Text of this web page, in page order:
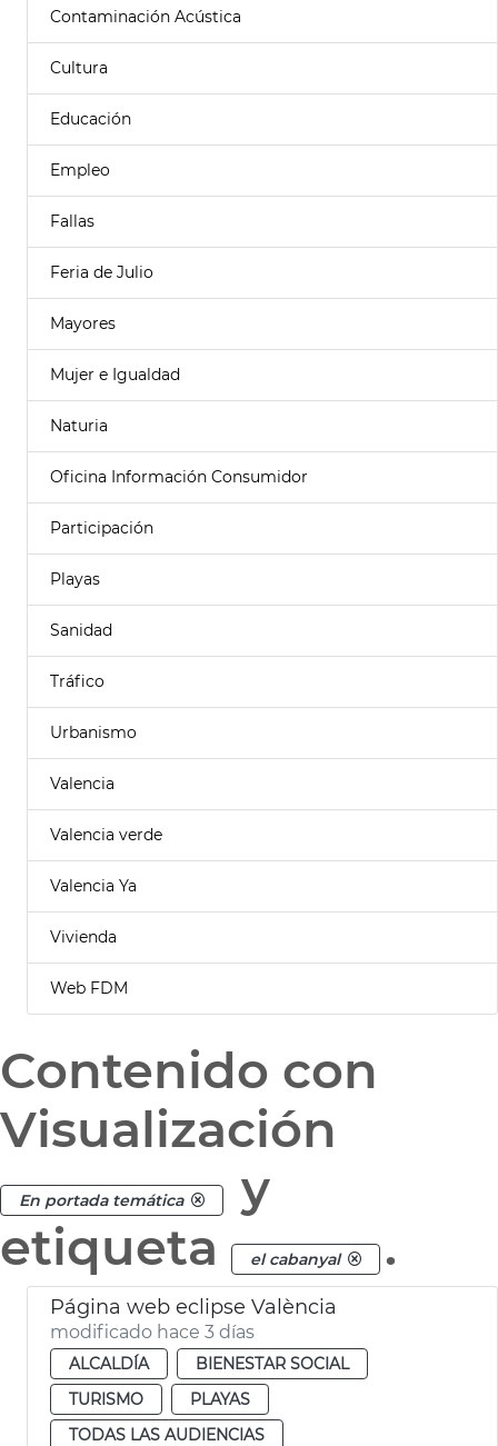
Contaminación Acústica
Cultura
Educación
Empleo
Fallas
Feria de Julio
Mayores
Mujer e Igualdad
Naturia
Oficina Información Consumidor
Participación
Playas
Sanidad
Tráfico
Urbanismo
Valencia
Valencia verde
Valencia Ya
Vivienda
Web FDM
Contenido con
Visualización
En portada temática
y
etiqueta
el cabanyal .
Página web eclipse València
modificado hace 3 días
ALCALDÍA
BIENESTAR SOCIAL
TURISMO
PLAYAS
TODAS LAS AUDIENCIAS